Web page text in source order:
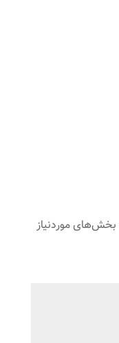
بخش‌های موردنیاز